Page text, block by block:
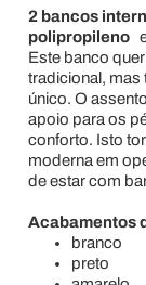
2 bancos
polipropileno
Este banco
tradicional, mas
único. O
apoio para os
conforto. Isto
moderna em
de estar com
Acabamentos
branco
preto